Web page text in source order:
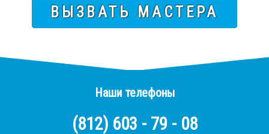
ВЫЗВАТЬ МАСТЕРА
Наши телефоны
(812) 603 - 79 - 08